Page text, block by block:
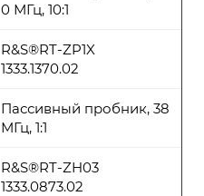
0 МГц, 10:1
R&S®RT-ZP1X
1333.1370.02
Пассивный пробник, 38
МГц, 1:1
R&S®RT-ZH03
1333.0873.02